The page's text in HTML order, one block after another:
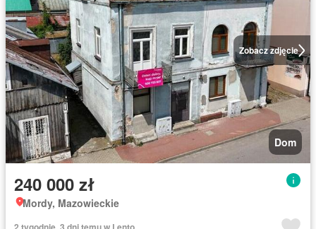
Zobacz zdjęcie
Dom
240 000 zł
Mordy, Mazowieckie